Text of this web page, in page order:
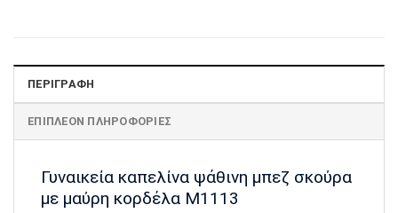
ΠΕΡΙΓΡΑΦΉ
ΕΠΙΠΛΈΟΝ ΠΛΗΡΟΦΟΡΊΕΣ
Γυναικεία καπελίνα ψάθινη μπεζ σκούρα
με μαύρη κορδέλα M1113